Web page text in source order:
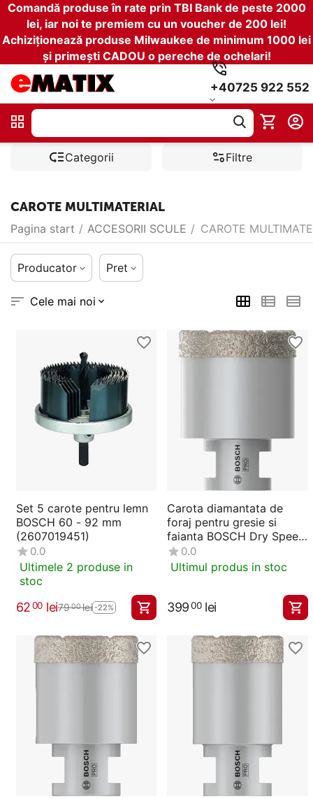
Comandă produse în rate prin TBI Bank de peste 2000
lei, iar noi te premiem cu un voucher de 200 lei!
Achiziționează produse Milwaukee de minimum 1000 lei
și primești CADOU o pereche de ochelari!
+40725 922 552
Categorii Filtre
CAROTE MULTIMATERIAL
Pagina start / ACCESORII SCULE / CAROTE
Producator Pret
Cele mai noi
Set 5 carote pentru lemn
BOSCH 60 - 92 mm
(2607019451)
0.0
Ultimele 2 produse in
stoc
6200 lei7900lei -22%
Carota diamantata de
foraj pentru gresie si
faianta BOSCH Dry Speed
51 mm (2608587125)
0.0
Ultimul produs in stoc
39900 lei